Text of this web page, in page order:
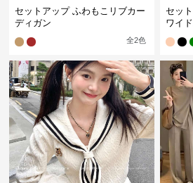
セットアップ ふわもこリブカー
ディガン
全2色
セッ
ワイ